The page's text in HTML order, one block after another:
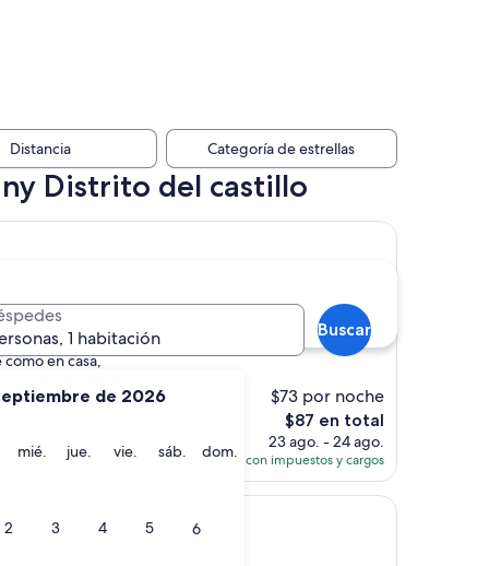
de 2026
martes
mié. miércoles
jue. jueves
vie. viernes
sáb. sábado
dom. domingo
2 3 4 5 6
1 habitación
Buscar
Distancia Categoría de estrellas
Distrito del castillo
en casa,
disponi le
$73 por noche
El
precio
actual
es
de
$87 en total
23 ago. - 24 ago.
Total con impuestos y cargos